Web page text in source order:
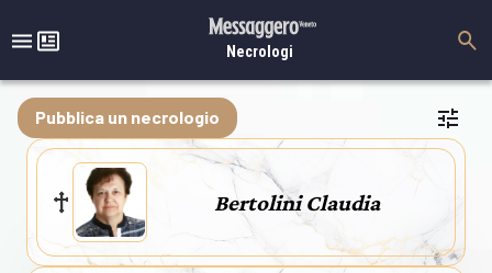
Necrologi
Pubblica un necrologio
Bertolini Claudia